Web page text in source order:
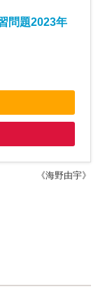
問題2023年
《海野由宇》